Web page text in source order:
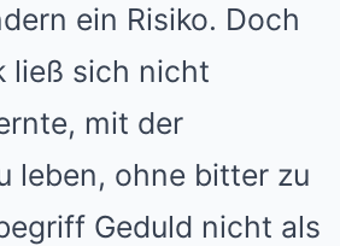
ein Risiko. Doch
ließ sich nicht
mit der
leben, ohne bitter zu
Geduld nicht als